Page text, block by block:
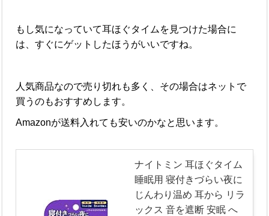
もし気になっていて耳ほぐタイムを見つけた場合に
は、すぐにゲットしたほうがいいですね。
人気商品なので売り切れも多く、その場合はネットで
買うのもおすすめします。
Amazonが送料入れても安いのかなと思います。
ナイトミン 耳ほぐタイム
睡眠用 寝付きづらい夜に
じんわり温め 耳から リラ
ックス 音を遮断 安眠 へ